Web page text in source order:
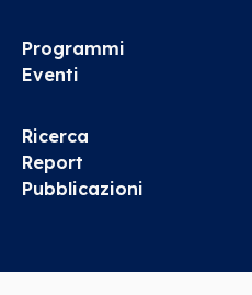
Programmi
Eventi
Ricerca
Report
Pubblicazioni